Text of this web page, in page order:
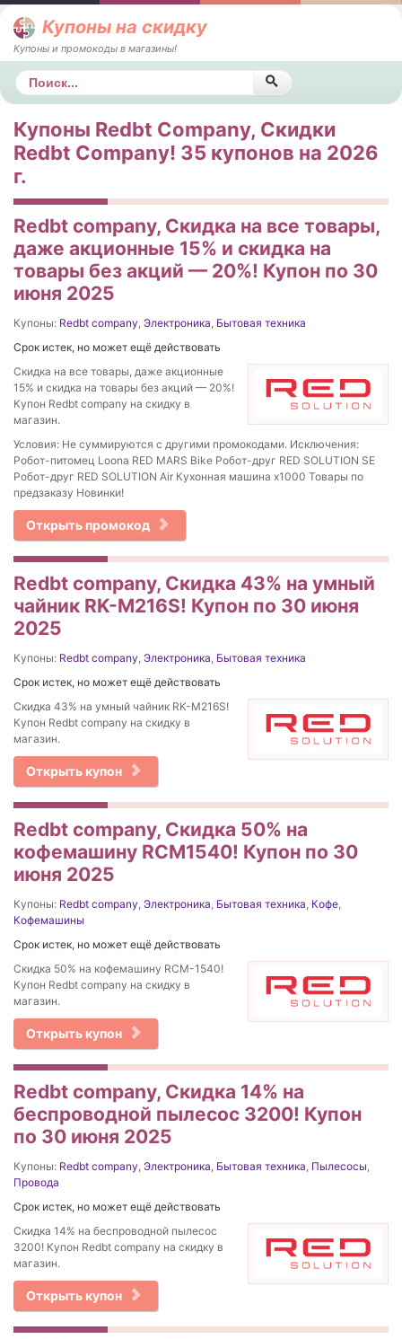
Купоны на скидку
Купоны и промокоды в магазины!
Поиск
Купоны Redbt Company, Скидки
Redbt Company! 35 купонов на 2026
г.
Redbt company, Скидка на все товары,
даже акционные 15% и скидка на
товары без акций — 20%! Купон по 30
июня 2025
Купоны: Redbt company, Электроника, Бытовая техника
Срок истек, но может ещё действовать
Скидка на все товары, даже акционные
15% и скидка на товары без акций — 20%!
Купон Redbt company на скидку в
магазин.
Условия: Не суммируются с другими промокодами. Исключения:
Робот-питомец Loona RED MARS Bike Робот-друг RED SOLUTION SE
Робот-друг RED SOLUTION Air Кухонная машина x1000 Товары по
предзаказу Новинки!
Открыть промокод
Redbt company, Скидка 43% на умный
чайник RK-M216S! Купон по 30 июня
2025
Купоны: Redbt company, Электроника, Бытовая техника
Срок истек, но может ещё действовать
Скидка 43% на умный чайник RK-M216S!
Купон Redbt company на скидку в
магазин.
Открыть купон
Redbt company, Скидка 50% на
кофемашину RCM1540! Купон по 30
июня 2025
Купоны: Redbt company, Электроника, Бытовая техника, Кофе,
Кофемашины
Срок истек, но может ещё действовать
Скидка 50% на кофемашину RCM-1540!
Купон Redbt company на скидку в
магазин.
Открыть купон
Redbt company, Cкидка 14% на
беспроводной пылесос 3200! Купон
по 30 июня 2025
Купоны: Redbt company, Электроника, Бытовая техника, Пылесосы,
Провода
Срок истек, но может ещё действовать
Cкидка 14% на беспроводной пылесос
3200! Купон Redbt company на скидку в
магазин.
Открыть купон